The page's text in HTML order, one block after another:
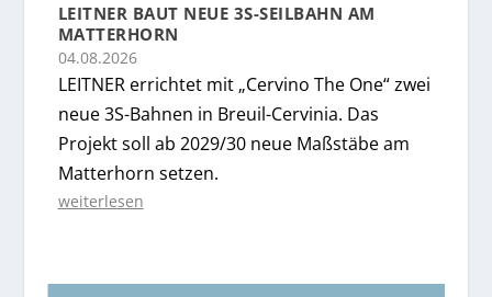
LEITNER BAUT NEUE 3S-SEILBAHN AM
MATTERHORN
04.08.2026
LEITNER errichtet mit „Cervino The One“ zwei
neue 3S-Bahnen in Breuil-Cervinia. Das
Projekt soll ab 2029/30 neue Maßstäbe am
Matterhorn setzen.
weiterlesen